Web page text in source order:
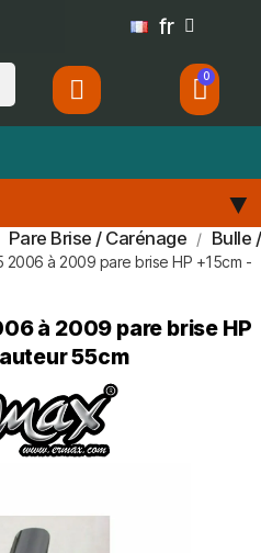
fr
Pare Brise / Carénage
Bulle /
2006 à 2009 pare brise HP +15cm -
à 2009 pare brise HP
55cm